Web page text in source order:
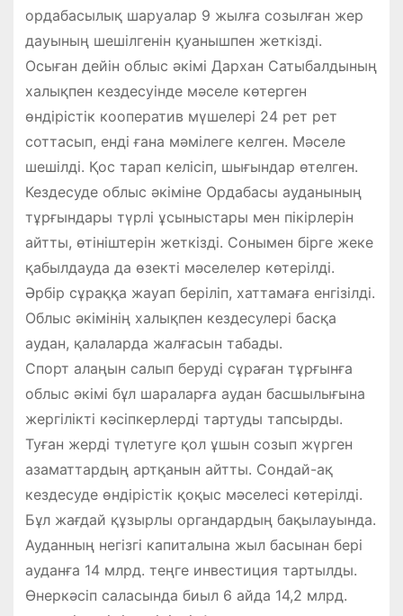
ордабасылық шаруалар 9 жылға созылған жер
дауының шешілгенін қуанышпен жеткізді.
Осыған дейін облыс әкімі Дархан Сатыбалдының
халықпен кездесуінде мәселе көтерген
өндірістік кооператив мүшелері 24 рет рет
соттасып, енді ғана мәмілеге келген. Мәселе
шешілді. Қос тарап келісіп, шығындар өтелген.
Кездесуде облыс әкіміне Ордабасы ауданының
тұрғындары түрлі ұсыныстары мен пікірлерін
айтты, өтініштерін жеткізді. Сонымен бірге жеке
қабылдауда да өзекті мәселелер көтерілді.
Әрбір сұраққа жауап беріліп, хаттамаға енгізілді.
Облыс әкімінің халықпен кездесулері басқа
аудан, қалаларда жалғасын табады.
Спорт алаңын салып беруді сұраған тұрғынға
облыс әкімі бұл шараларға аудан басшылығына
жергілікті кәсіпкерлерді тартуды тапсырды.
Туған жерді түлетуге қол ұшын созып жүрген
азаматтардың артқанын айтты. Сондай-ақ
кездесуде өндірістік қоқыс мәселесі көтерілді.
Бұл жағдай құзырлы органдардың бақылауында.
Ауданның негізгі капиталына жыл басынан бері
ауданға 14 млрд. теңге инвестиция тартылды.
Өнеркәсіп саласында биыл 6 айда 14,2 млрд.